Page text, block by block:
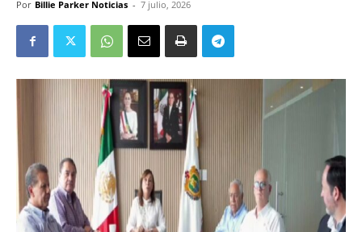
Por Billie Parker Noticias - 7 julio, 2026